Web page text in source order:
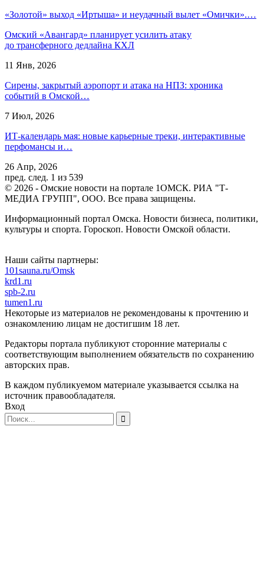
«Золотой» выход «Иртыша» и неудачный вылет «Омички».…
Омский «Авангард» планирует усилить атаку
до трансферного дедлайна КХЛ
11 Янв, 2026
Сирены, закрытый аэропорт и атака на НПЗ: хроника
событий в Омской…
7 Июл, 2026
ИТ-календарь мая: новые карьерные треки, интерактивные
перфомансы и…
26 Апр, 2026
пред. след. 1 из 539
© 2026 - Омские новости на портале 1ОМСК. РИА "Т-
МЕДИА ГРУПП", ООО. Все права защищены.
Информационный портал Омска. Новости бизнеса, политики,
культуры и спорта. Гороскоп. Новости Омской области.
Наши сайты партнеры:
101sauna.ru/Omsk
krd1.ru
spb-2.ru
tumen1.ru
Некоторые из материалов не рекомендованы к прочтению и
ознакомлению лицам не достигшим 18 лет.
Редакторы портала публикуют сторонние материалы с
соответствующим выполнением обязательств по сохранению
авторских прав.
В каждом публикуемом материале указывается ссылка на
источник правообладателя.
Вход